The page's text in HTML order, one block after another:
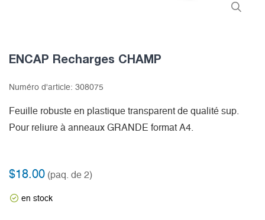
ENCAP Recharges CHAMP
Numéro d'article: 308075
Feuille robuste en plastique transparent de qualité sup.
Pour reliure à anneaux GRANDE format A4.
$18.00 (paq. de 2)
en stock